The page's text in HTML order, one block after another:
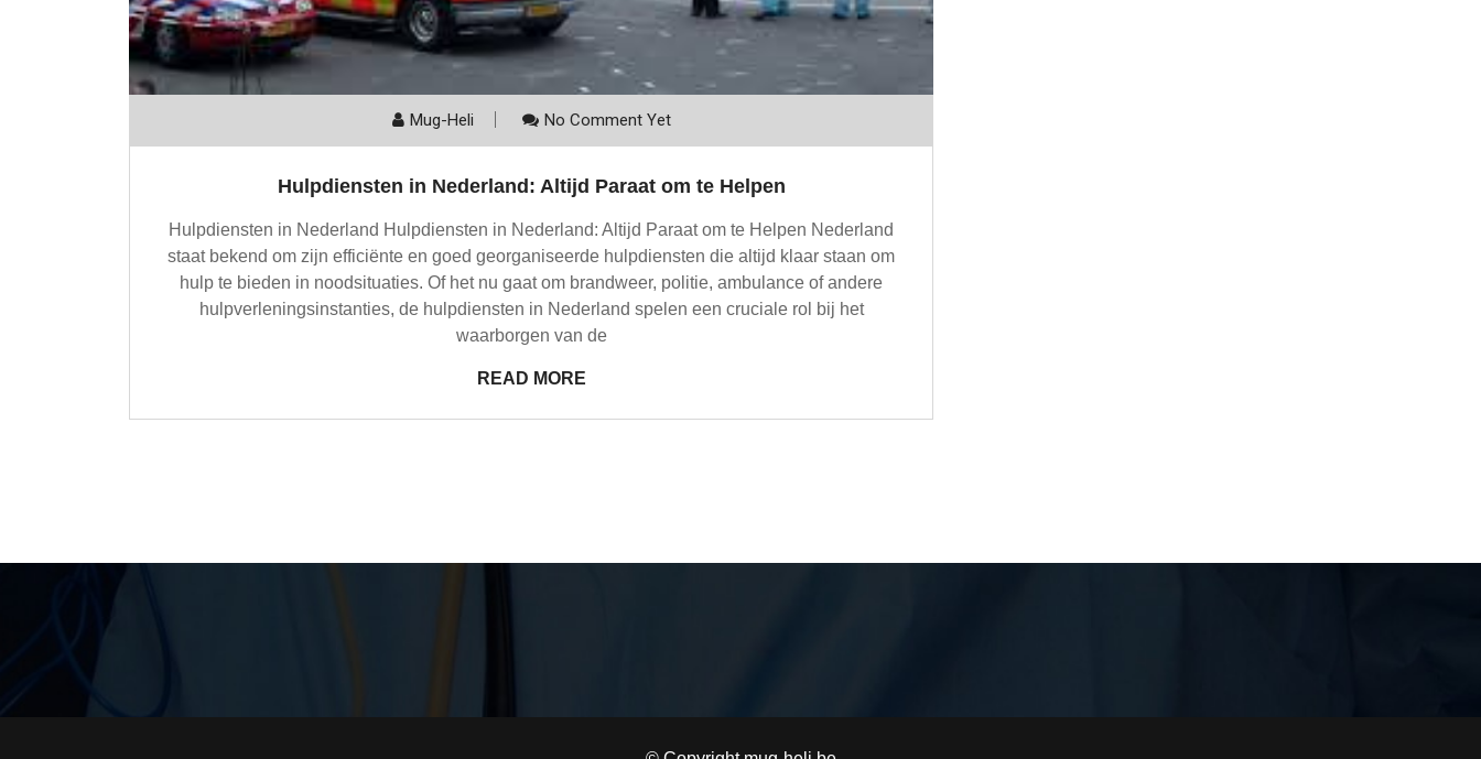
Mug-Heli No Comment Yet
Hulpdiensten in Nederland: Altijd Paraat om te Helpen
Hulpdiensten in Nederland Hulpdiensten in Nederland: Altijd Paraat om te Helpen Nederland
staat bekend om zijn efficiënte en goed georganiseerde hulpdiensten die altijd klaar staan om
hulp te bieden in noodsituaties. Of het nu gaat om brandweer, politie, ambulance of andere
hulpverleningsinstanties, de hulpdiensten in Nederland spelen een cruciale rol bij het
waarborgen van de
READ MORE